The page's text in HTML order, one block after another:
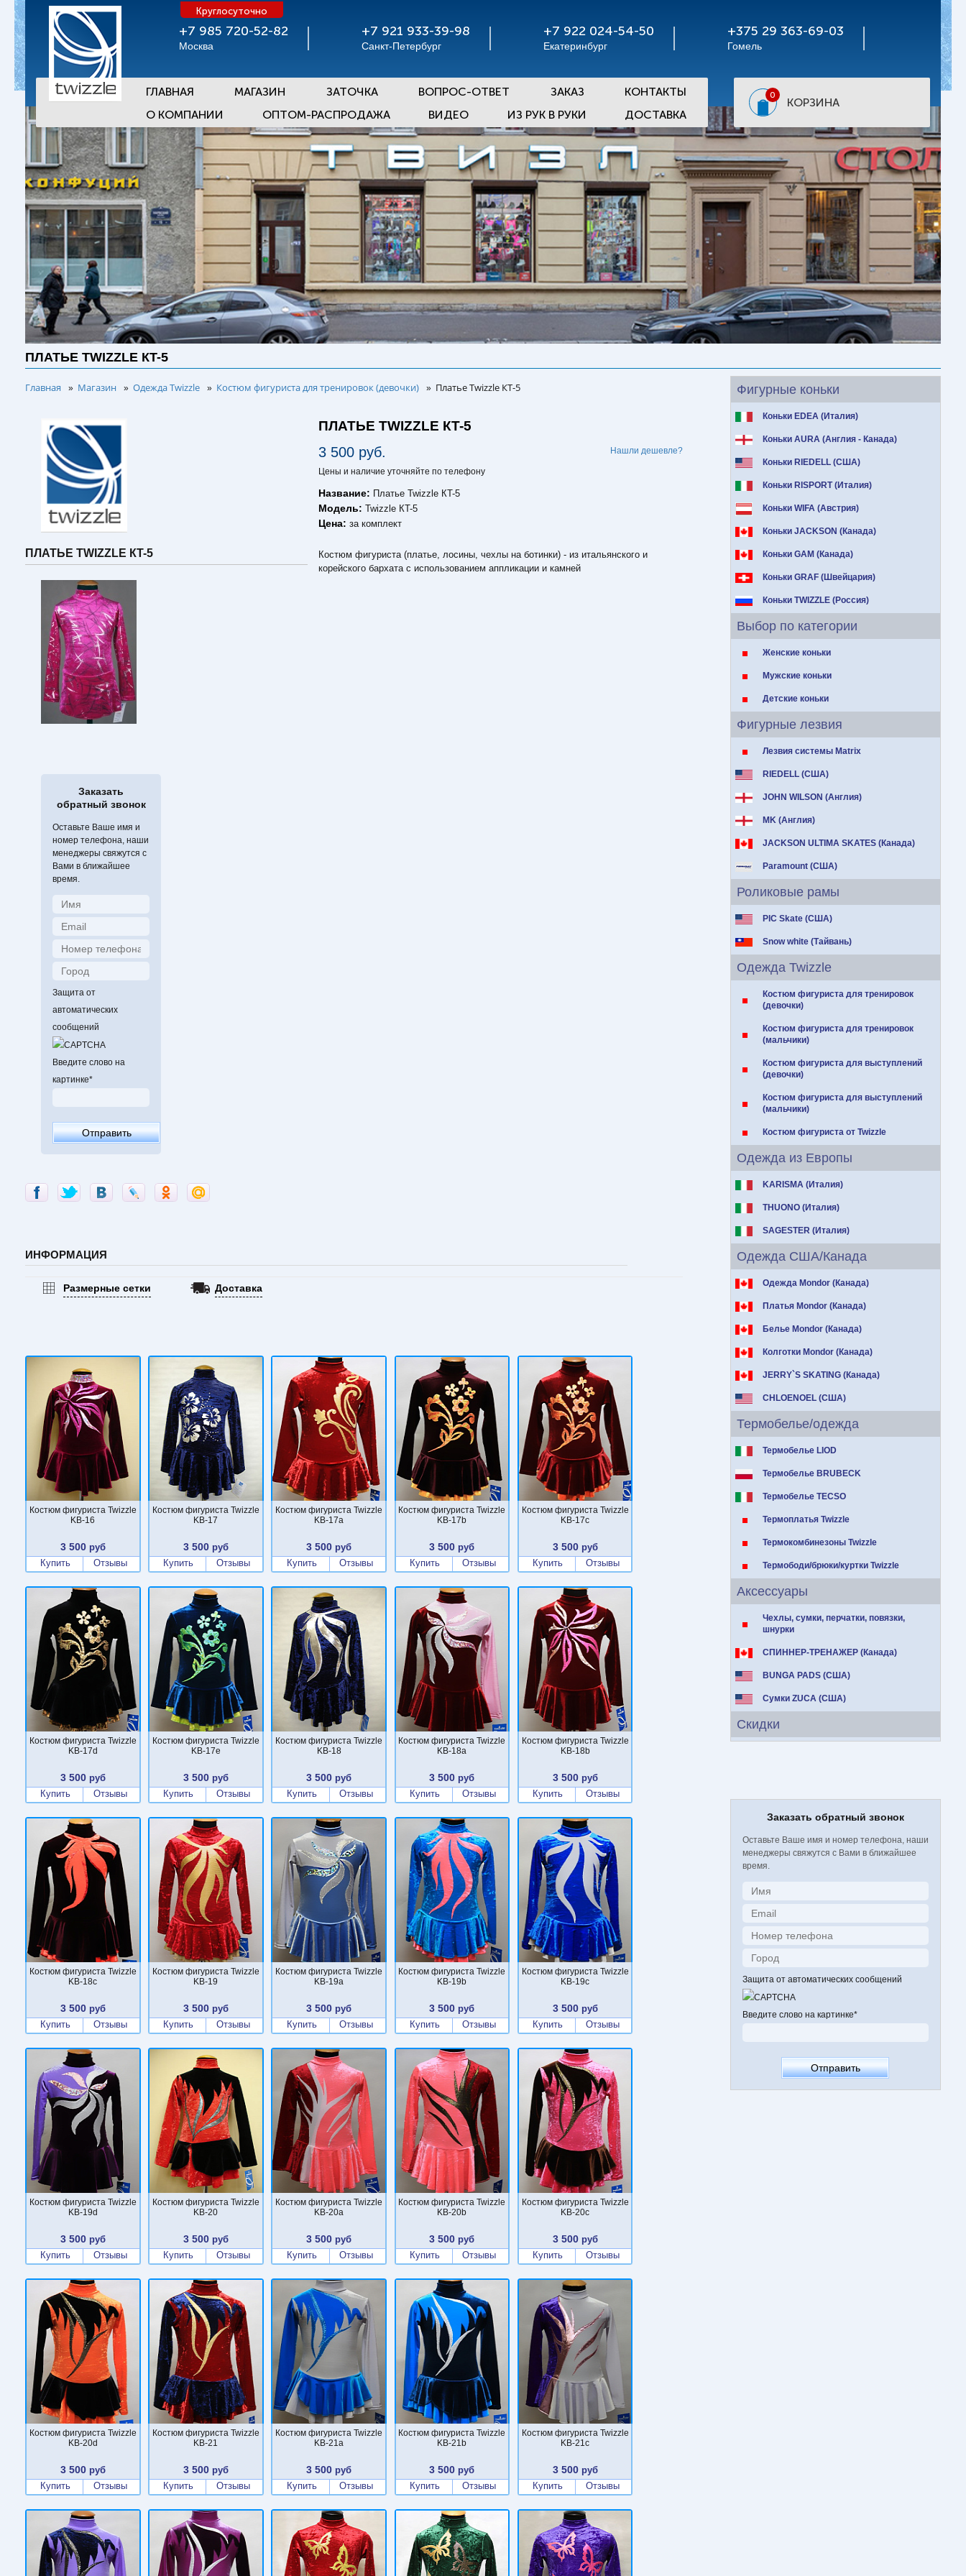
+7 985 720-52-82
Москва
Круглосуточно
+7 921 933-39-98
Санкт-Петербург
+7 922 024-54-50
Екатеринбург
+375 29 363-69-03
Гомель
ГЛАВНАЯ МАГАЗИН ЗАТОЧКА ВОПРОС-ОТВЕТ ЗАКАЗ
КОНТАКТЫ
О КОМПАНИИ
ОПТОМ-РАСПРОДАЖА ВИДЕО ИЗ РУК В РУКИ ДОСТАВКА
0
КОРЗИНА
ПЛАТЬЕ TWIZZLE КT-5
Фигурные коньки
Коньки EDEA (Италия)
Коньки AURA (Англия - Канада)
Коньки RIEDELL (США)
Коньки RISPORT (Италия)
Коньки WIFA (Австрия)
Коньки JACKSON (Канада)
Коньки GAM (Канада)
Коньки GRAF (Швейцария)
Коньки TWIZZLE (Россия)
Выбор по категории
Женские коньки
Мужские коньки
Детские коньки
Фигурные лезвия
Лезвия системы Matrix
RIEDELL (США)
JOHN WILSON (Англия)
MK (Англия)
JACKSON ULTIMA SKATES (Канада)
Paramount (США)
Роликовые рамы
PIC Skate (США)
Snow white (Тайвань)
Одежда Twizzle
Костюм фигуриста для тренировок
(девочки)
Костюм фигуриста для тренировок
(мальчики)
Костюм фигуриста для выступлений
(девочки)
Костюм фигуриста для выступлений
(мальчики)
Костюм фигуриста от Twizzle
Одежда из Европы
KARISMA (Италия)
THUONO (Италия)
SAGESTER (Италия)
Одежда США/Канада
Одежда Mondor (Канада)
Платья Mondor (Канада)
Белье Mondor (Канада)
Колготки Mondor (Канада)
JERRY`S SKATING (Канада)
CHLOENOEL (США)
Термобелье/одежда
Термобелье LIOD
Термобелье BRUBECK
Термобелье TECSO
Термоплатья Twizzle
Термокомбинезоны Twizzle
Термободи/брюки/куртки Twizzle
Аксессуары
Чехлы, сумки, перчатки, повязки,
шнурки
СПИННЕР-ТРЕНАЖЕР (Канада)
BUNGA PADS (США)
Сумки ZUCA (США)
Скидки
Заказать обратный звонок
Оставьте Ваше имя и номер телефона, наши
менеджеры свяжутся с Вами в ближайшее
время.
Защита от автоматических сообщений
Введите слово на картинке*
Главная » Магазин » Одежда Twizzle » Костюм фигуриста для тренировок (девочки) » Платье Twizzle КT-5
ПЛАТЬЕ TWIZZLE КT-5
Заказать
обратный звонок
Оставьте Ваше имя и
номер телефона, наши
менеджеры свяжутся с
Вами в ближайшее
время.
Защита от
автоматических
сообщений
Введите слово на
картинке*
ПЛАТЬЕ TWIZZLE КT-5
3 500 руб. Нашли дешевле?
Цены и наличие уточняйте по телефону
Название: Платье Twizzle КT-5
Модель:Twizzle КT-5
Цена:за комплект
Костюм фигуриста (платье, лосины, чехлы на ботинки) - из итальянского и
корейского бархата с использованием аппликации и камней
ИНФОРМАЦИЯ
Размерные сетки Доставка
Костюм фигуриста Twizzle
KB-16
3 500руб
Купить
Отзывы
Костюм фигуриста Twizzle
KB-17
3 500руб
Купить
Отзывы
Костюм фигуриста Twizzle
KB-17a
3 500 руб
Купить
Отзывы
Костюм фигуриста Twizzle
KB-17b
3 500 руб
Купить
Отзывы
Костюм фигуриста Twizzle
KB-17c
3 500руб
Купить
Отзывы
Костюм фигуриста Twizzle
KB-17d
3 500руб
Купить
Отзывы
Костюм фигуриста Twizzle
KB-17e
3 500руб
Купить
Отзывы
Костюм фигуриста Twizzle
KB-18
3 500 руб
Купить
Отзывы
Костюм фигуриста Twizzle
KB-18a
3 500 руб
Купить
Отзывы
Костюм фигуриста Twizzle
KB-18b
3 500руб
Купить
Отзывы
Костюм фигуриста Twizzle
KB-18c
3 500руб
Купить
Отзывы
Костюм фигуриста Twizzle
KB-19
3 500руб
Купить
Отзывы
Костюм фигуриста Twizzle
KB-19a
3 500 руб
Купить
Отзывы
Костюм фигуриста Twizzle
KB-19b
3 500 руб
Купить
Отзывы
Костюм фигуриста Twizzle
KB-19c
3 500руб
Купить
Отзывы
Костюм фигуриста Twizzle
KB-19d
3 500руб
Купить
Отзывы
Костюм фигуриста Twizzle
KB-20
3 500руб
Купить
Отзывы
Костюм фигуриста Twizzle
KB-20a
3 500 руб
Купить
Отзывы
Костюм фигуриста Twizzle
KB-20b
3 500 руб
Купить
Отзывы
Костюм фигуриста Twizzle
KB-20c
3 500руб
Купить
Отзывы
Костюм фигуриста Twizzle
KB-20d
3 500руб
Купить
Отзывы
Костюм фигуриста Twizzle
KB-21
3 500руб
Купить
Отзывы
Костюм фигуриста Twizzle
KB-21a
3 500 руб
Купить
Отзывы
Костюм фигуриста Twizzle
KB-21b
3 500 руб
Купить
Отзывы
Костюм фигуриста Twizzle
KB-21c
3 500руб
Купить
Отзывы